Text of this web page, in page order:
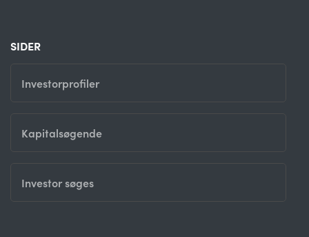
SIDER
Investorprofiler
Kapitalsøgende
Investor søges